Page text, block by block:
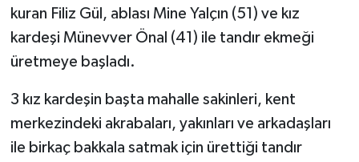
kuran Filiz Gül, ablası Mine Yalçın (51) ve kız
kardeşi Münevver Önal (41) ile tandır ekmeği
üretmeye başladı.
3 kız kardeşin başta mahalle sakinleri, kent
merkezindeki akrabaları, yakınları ve arkadaşları
ile birkaç bakkala satmak için ürettiği tandır